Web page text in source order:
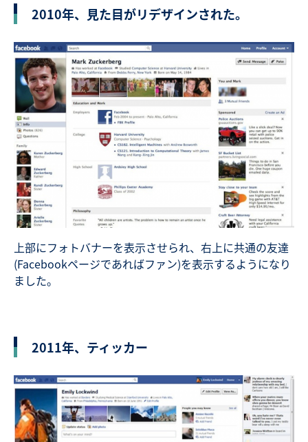
2010年、見た目がリデザインされた。
上部にフォトバナーを表示させられ、右上に共通の友達
(Facebookページであればファン)を表示するようになり
ました。
2011年、ティッカー